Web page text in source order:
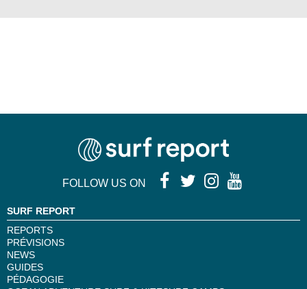
FOLLOW US ON
SURF REPORT
REPORTS
PRÉVISIONS
NEWS
GUIDES
PÉDAGOGIE